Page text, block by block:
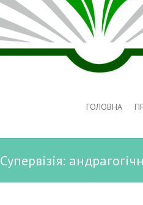
ГОЛОВНА
Супервізія: